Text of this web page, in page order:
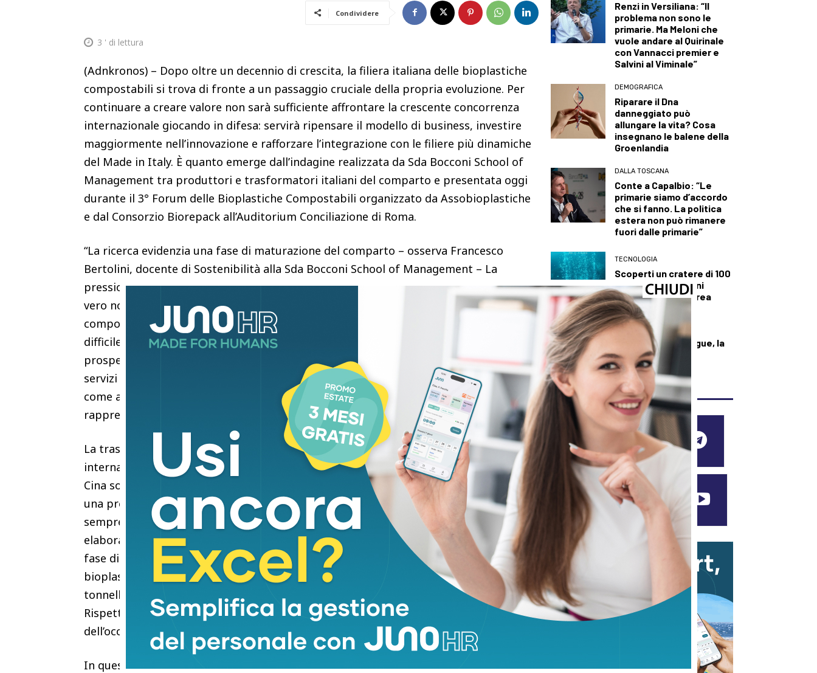
Condividere
3 ' di lettura
(Adnkronos) – Dopo oltre un decennio di crescita, la filiera italiana delle bioplastiche
compostabili si trova di fronte a un passaggio cruciale della propria evoluzione. Per
continuare a creare valore non sarà sufficiente affrontare la crescente concorrenza
internazionale giocando in difesa: servirà ripensare il modello di business, investire
maggiormente nell’innovazione e rafforzare l’integrazione con le filiere più dinamiche
del Made in Italy. È quanto emerge dall’indagine realizzata da Sda Bocconi School of
Management tra produttori e trasformatori italiani del comparto e presentata oggi
durante il 3° Forum delle Bioplastiche Compostabili organizzato da Assobioplastiche
e dal Consorzio Biorepack all’Auditorium Conciliazione di Roma.
“La ricerca evidenzia una fase di maturazione del comparto – osserva Francesco
Bertolini, docente di Sostenibilità alla Sda Bocconi School of Management – La
pressione competitiva proveniente dall’Asia è certamente un fattore rilevante, ma il
vero nodo riguarda il posizionamento strategico della filiera. Se le bioplastiche
compostabili continuano a essere percepite come semplici commodity, sarà molto
difficile competere con economie che operano su scala e con costi inferiori. La
prospettiva più promettente consiste invece nel valorizzarle come componenti di
servizi ecosistemici e integrarle sempre di più con settori ad alto valore aggiunto
come alimentare, cosmetica e farmaceutica, dove sostenibilità, innovazione e qualità
rappresentano elementi distintivi”.
La trasformazione è resa ancora più necessaria dall’evoluzione del contesto
internazionale. Nel caso delle plastiche biobased, ad esempio, i volumi prodotti in
Cina sono triplicati in appena tre anni, passando da 0,8 a 2,5 milioni di tonnellate, con
una previsione di ulteriore crescita nel prossimo decennio. Una dinamica che rende
sempre più difficile competere esclusivamente sul terreno dei prezzi. I numeri
elaborati da Plastic Consult mostrano inoltre come il 2025 abbia rappresentato una
fase di consolidamento dopo anni di crescita continua. La filiera italiana delle
bioplastiche compostabili conta oggi 252 aziende, 2.838 addetti dedicati, 119.100
tonnellate di manufatti prodotti e un fatturato complessivo di 656 milioni di euro.
Rispetto al 2024 si registrano una diminuzione del numero di imprese (-9,4%),
dell’occupazione (-2,6%), del fatturato (-6,8%) e dei volumi produttivi (-2%).
In questo scenario, l’innovazione appare destinata a svolgere un ruolo decisivo.
Renzi in Versiliana: “Il
problema non sono le
primarie. Ma Meloni che
vuole andare al Quirinale
con Vannacci premier e
Salvini al Viminale”
DEMOGRAFICA
Riparare il Dna
danneggiato può
allungare la vita? Cosa
insegnano le balene della
Groenlandia
DALLA TOSCANA
Conte a Capalbio: “Le
primarie siamo d’accordo
che si fanno. La politica
estera non può rimanere
fuori dalle primarie”
TECNOLOGIA
Scoperti un cratere di 100
metri e nuovi camini
idrotermali a Panarea
SALUTE E BENESSERE
Dall’Ebola alla Dengue, la
mappa dei focolai
dell’estate 2026
SEGUICI SUI SOCIAL